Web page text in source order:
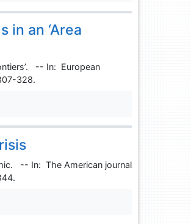
in an ‘Area
-- In: European
328.
-- In: The American journal